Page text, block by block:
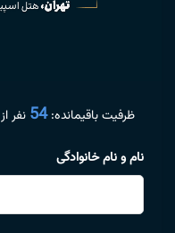
ظرفیت باقیمانده:54 نفر از 100 نفر
نام و نام خانوادگی